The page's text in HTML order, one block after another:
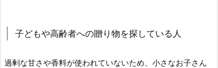
子どもや高齢者への贈り物を探している人
過剰な甘さや香料が使われていないため、小さなお子さん